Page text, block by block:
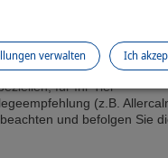
Haut unbedingt tierärztlich
und eine gezielte
für Ihr Tier
(z.B.
und befolgen Sie
Ich
verwalten